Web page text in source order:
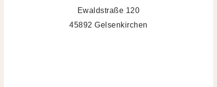
Ewaldstraße 120
45892 Gelsenkirchen